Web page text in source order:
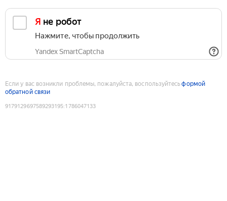
Я не робот
Нажмите, чтобы продолжить
Yandex SmartCaptcha
Если у вас возникли проблемы, пожалуйста, воспользуйтесьформой
обратной связи
9179129697589293195:1786047133